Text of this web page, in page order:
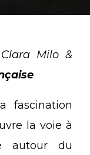
Milo &
fascination
la voie à
autour du